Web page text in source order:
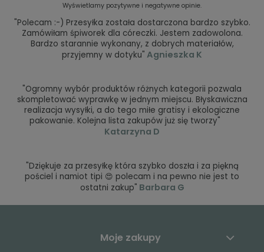
Wyświetlamy pozytywne i negatywne opinie.
"Polecam :-) Przesyłka została dostarczona bardzo szybko.
Zamówiłam śpiworek dla córeczki. Jestem zadowolona.
Bardzo starannie wykonany, z dobrych materiałów,
przyjemny w dotyku" Agnieszka K
"Ogromny wybór produktów różnych kategorii pozwala
skompletować wyprawkę w jednym miejscu. Błyskawiczna
realizacja wysyłki, a do tego miłe gratisy i ekologiczne
pakowanie. Kolejna lista zakupów już się tworzy"
Katarzyna D
"Dziękuje za przesyłkę która szybko doszła i za piękną
pościel i namiot tipi 😍 polecam i na pewno nie jest to
ostatni zakup" Barbara G
Moje zakupy